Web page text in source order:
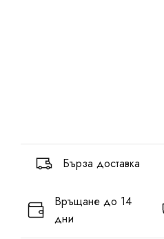
Бърза доставка
Връщане до 14
дни